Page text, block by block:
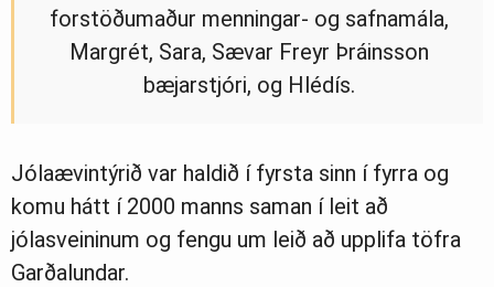
forstöðumaður menningar- og safnamála,
Margrét, Sara, Sævar Freyr Þráinsson
bæjarstjóri, og Hlédís.
Jólaævintýrið var haldið í fyrsta sinn í fyrra og
komu hátt í 2000 manns saman í leit að
jólasveininum og fengu um leið að upplifa töfra
Garðalundar.